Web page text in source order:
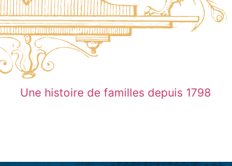
Une histoire de familles depuis 1798